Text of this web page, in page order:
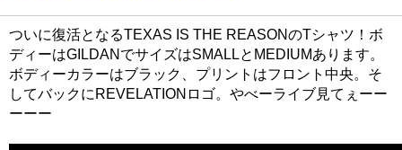
ついに復活となるTEXAS IS THE REASONのTシャツ！ボ
ディーはGILDANでサイズはSMALLとMEDIUMあります。
ボディーカラーはブラック、プリントはフロント中央。そ
してバックにREVELATIONロゴ。やべーライブ見てぇーー
ーーー